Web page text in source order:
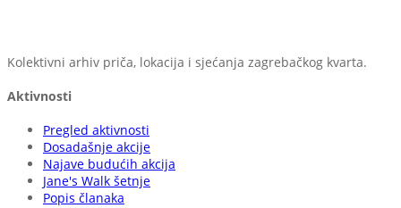
Kolektivni arhiv priča, lokacija i sjećanja zagrebačkog kvarta.
Aktivnosti
Pregled aktivnosti
Dosadašnje akcije
Najave budućih akcija
Jane's Walk šetnje
Popis članaka